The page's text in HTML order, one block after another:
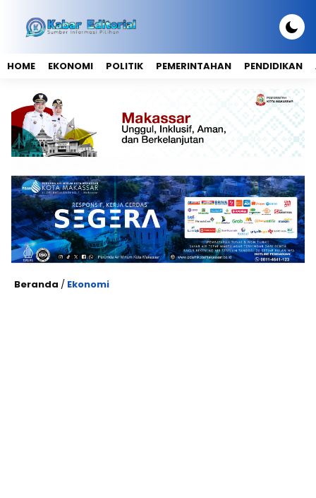
HOME EKONOMI POLITIK PEMERINTAHAN PENDIDIKAN
Beranda / Ekonomi